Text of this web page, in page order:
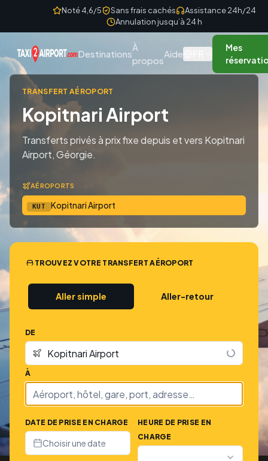
Skip to contentNoté 4,6/5 Sans frais cachés
Assistance 24h/24
Annulation jusqu’à 24 h
Destinations
À
propos
Aide
Mes
TRANSFERT AÉROPORT
Kopitnari Airport
Transferts privés à prix fixe depuis et vers Kopitnari
Airport, Géorgie.
AÉROPORTS
KUT Kopitnari Airport
TROUVEZ VOTRE TRANSFERT AÉROPORT
Aller simple Aller-retour
DE
À
DATE DE PRISE EN CHARGE
Choisir une date
HEURE DE PRISE EN
CHARGE